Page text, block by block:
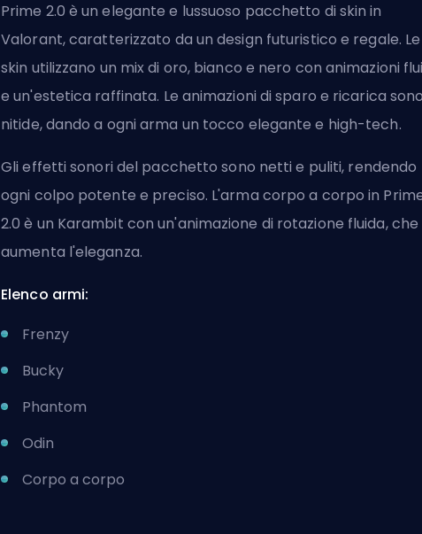
Prime 2.0 è un elegante e lussuoso pacchetto di skin in
Valorant, caratterizzato da un design futuristico e regale. Le
skin utilizzano un mix di oro, bianco e nero con animazioni
e un'estetica raffinata. Le animazioni di sparo e ricarica sono
nitide, dando a ogni arma un tocco elegante e high-tech.
Gli effetti sonori del pacchetto sono netti e puliti, rendendo
ogni colpo potente e preciso. L'arma corpo a corpo in
2.0 è un Karambit con un'animazione di rotazione fluida, che
aumenta l'eleganza.
Elenco armi:
Frenzy
Bucky
Phantom
Odin
Corpo a corpo